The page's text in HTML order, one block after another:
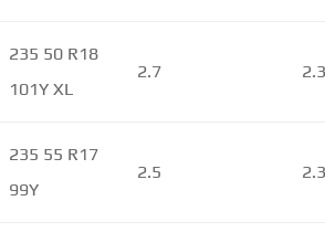
235 50 R18
101Y XL
2.7
235 55 R17
99Y
2.5